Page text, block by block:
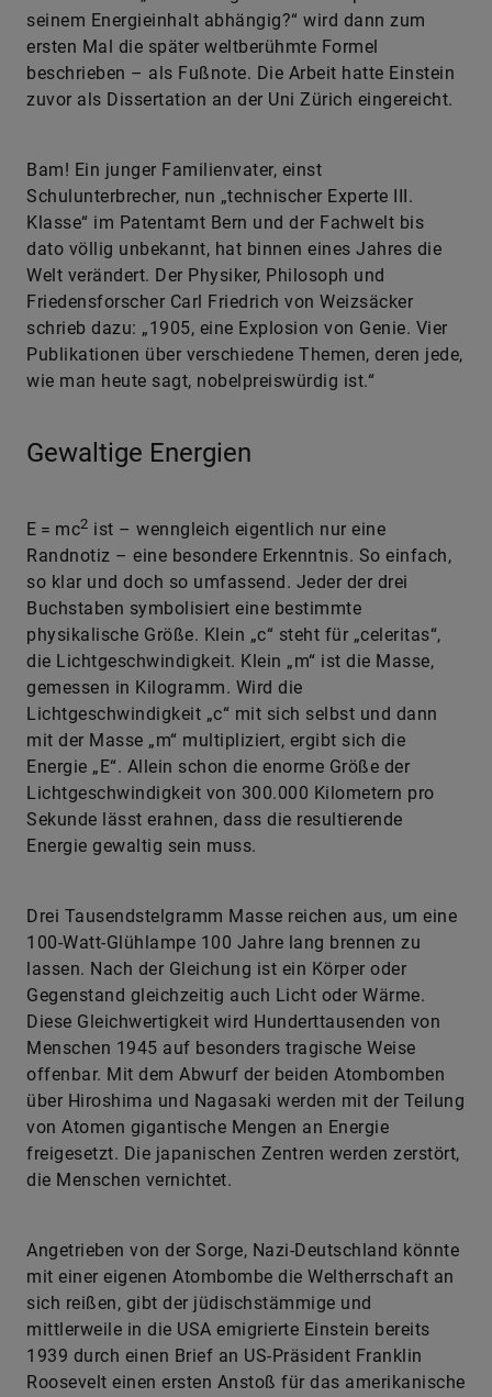
seinem Energieinhalt abhängig?“ wird dann zum
ersten Mal die später weltberühmte Formel
beschrieben – als Fußnote. Die Arbeit hatte Einstein
zuvor als Dissertation an der Uni Zürich eingereicht.
Bam! Ein junger Familienvater, einst
Schulunterbrecher, nun „technischer Experte III.
Klasse“ im Patentamt Bern und der Fachwelt bis
dato völlig unbekannt, hat binnen eines Jahres die
Welt verändert. Der Physiker, Philosoph und
Friedensforscher Carl Friedrich von Weizsäcker
schrieb dazu: „1905, eine Explosion von Genie. Vier
Publikationen über verschiedene Themen, deren jede,
wie man heute sagt, nobelpreiswürdig ist.“
Gewaltige Energien
E = mc2 ist – wenngleich eigentlich nur eine
Randnotiz – eine besondere Erkenntnis. So einfach,
so klar und doch so umfassend. Jeder der drei
Buchstaben symbolisiert eine bestimmte
physikalische Größe. Klein „c“ steht für „celeritas“,
die Lichtgeschwindigkeit. Klein „m“ ist die Masse,
gemessen in Kilogramm. Wird die
Lichtgeschwindigkeit „c“ mit sich selbst und dann
mit der Masse „m“ multipliziert, ergibt sich die
Energie „E“. Allein schon die enorme Größe der
Lichtgeschwindigkeit von 300.000 Kilometern pro
Sekunde lässt erahnen, dass die resultierende
Energie gewaltig sein muss.
Drei Tausendstelgramm Masse reichen aus, um eine
100-Watt-Glühlampe 100 Jahre lang brennen zu
lassen. Nach der Gleichung ist ein Körper oder
Gegenstand gleichzeitig auch Licht oder Wärme.
Diese Gleichwertigkeit wird Hunderttausenden von
Menschen 1945 auf besonders tragische Weise
offenbar. Mit dem Abwurf der beiden Atombomben
über Hiroshima und Nagasaki werden mit der Teilung
von Atomen gigantische Mengen an Energie
freigesetzt. Die japanischen Zentren werden zerstört,
die Menschen vernichtet.
Angetrieben von der Sorge, Nazi-Deutschland könnte
mit einer eigenen Atombombe die Weltherrschaft an
sich reißen, gibt der jüdischstämmige und
mittlerweile in die USA emigrierte Einstein bereits
1939 durch einen Brief an US-Präsident Franklin
Roosevelt einen ersten Anstoß für das amerikanische